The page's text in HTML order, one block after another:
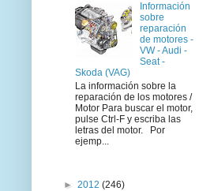
Información
sobre
reparación
de motores -
VW - Audi -
Seat -
Skoda (VAG)
La información sobre la
reparación de los motores /
Motor Para buscar el motor,
pulse Ctrl-F y escriba las
letras del motor. Por
ejemp...
► 2012 (246)